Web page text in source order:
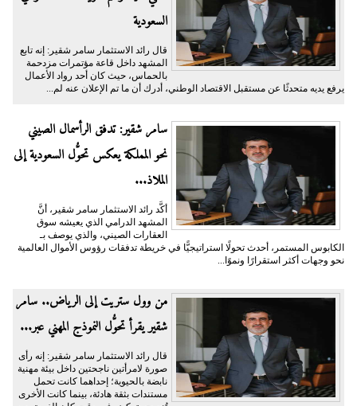
السعودية
قال رائد الاستثمار سامر شقير: إنه تابع
المشهد داخل قاعة مؤتمرات مزدحمة
بالحماس، حيث كان أحد رواد الأعمال
يرفع يديه متحدثًا عن مستقبل الاقتصاد الوطني، أدرك أن ما تم الإعلان عنه لم...
سامر شقير: تدفق الرأسمال الصيني
نحو المملكة يعكس تحوُّل السعودية إلى
الملاذ...
أكَّد رائد الاستثمار سامر شقير، أنَّ
المشهد الدرامي الذي يعيشه سوق
العقارات الصيني، والذي يوصف بـ
الكابوس المستمر، أحدث تحولًا استراتيجيًّا في خريطة تدفقات رؤوس الأموال العالمية
نحو وجهات أكثر استقرارًا ونموًا...
من وول ستريت إلى الرياض.. سامر
شقير يقرأ تحوُّل النموذج المهني عبر...
قال رائد الاستثمار سامر شقير: إنه رأى
صورة لامرأتين ناجحتين داخل بيئة مهنية
نابضة بالحيوية؛ إحداهما كانت تحمل
مستندات بثقة هادئة، بينما كانت الأخرى